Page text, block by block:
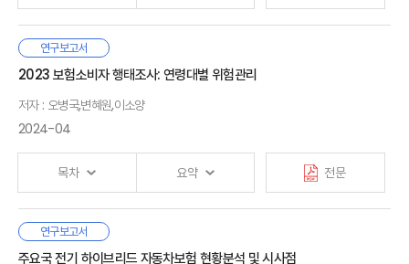
제도를 도입할 필요가 있다. 지자체가 이 보험제도를 도입하려면 우선 도입
목적과 법적 근거를 마련하고, 치매 유병률에 따라 가입 대상지역을
점진적으로 확장하며, 행정 효율성과 위험관리 차원에서 보험사업자의
상품에 가입하는 위탁 방안을 검토해야 한다. 또한 고베시 사례처럼 복층
정부가 이 보험을 치매 관리 사업의 일환으로 채택하는 등 정책적 지원도
필요하다.
2. 국내 치매 사고 현황과 위험 유형
3. 국내 피해자 손해배상 체계와 문제점
4. 국내 치매 관련 유사보험과 비교
Ⅳ. 국내 도입을 위한 시사점
2. 도입 시 고려 사항과 보장 방향
· 참고문헌
미국, 영국, 독일 등에서 중소기업 보험시장은 기업성
보험시장의 60% 이상의 비중을 차지하는 주요 시장이다.
신규보험 수요, 보험가입 행태 등 다양한 분야에 걸쳐 있다.
이에 반해 국내 중소기업 보험시장에 관해서는 기초 연구조차
거의 존재하지 않는다. 본 연구는 국내 연구를 위한 출발점을
제공할 목적으로 중소기업의 리스크관리와 보험가입 현황을
종합적으로 조사했다.
먼저 본 연구는 국내 중소기업 보험시장 규모와 비중을
추정했다. 일반손해보험 영역에서 중소기업 보험시장은
Ⅰ. 서론
1. 연구 배경과 목적
2. 선행 연구
3. 연구내용과 방법
Ⅱ. 중소기업 보험시장 현황과 이슈
1. 기업성 보험의 정의와 현황
2. 국내 중소기업 시장 현황과 이슈
3. 해외 중소기업 시장 현황과 이슈
연구보고서
2023 보험소비자 행태조사: 연령대별 위험관리
저자 : 오병국,변혜원,이소양
2024-04
목차 요약 전문
보험소비자를 포함한 개인은 일생을 살아가면서 인적 위험, 물리적
위험, 그리고 배상책임 위험 등과 같은 다양한 위험에 직면할 수
Ⅰ. 서론
연구보고서
주요국 전기 하이브리드 자동차보험 현황분석 및 시사점